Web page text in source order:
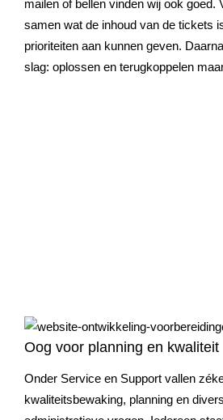
mailen of bellen vinden wij ook goed.
samen wat de inhoud van de tickets
prioriteiten aan kunnen geven.
slag: oplossen en terugkoppelen
Oog voor planning en kwaliteit
Onder Service en Support vallen
kwaliteitsbewaking, planning en